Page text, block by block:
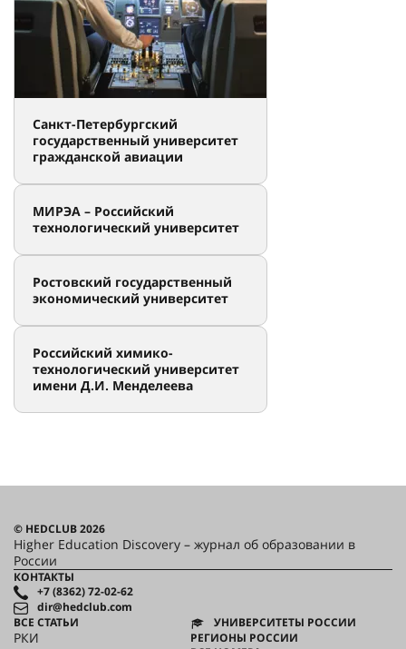
Санкт-Петербургский
государственный университет
гражданской авиации
МИРЭА – Российский
технологический университет
Ростовский государственный
экономический университет
Российский химико-
технологический университет
имени Д.И. Менделеева
© HEDCLUB 2026
Higher Education Discovery – журнал об образовании в
России
КОНТАКТЫ
+7 (8362) 72-02-62
dir@hedclub.com
ВСЕ СТАТЬИ
РКИ
УНИВЕРСИТЕТЫ РОССИИ
РЕГИОНЫ РОССИИ